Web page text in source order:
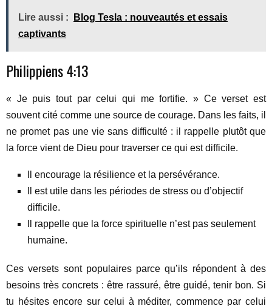
Lire aussi :
Blog Tesla : nouveautés et essais
captivants
Philippiens 4:13
« Je puis tout par celui qui me fortifie. » Ce verset est
souvent cité comme une source de courage. Dans les faits, il
ne promet pas une vie sans difficulté : il rappelle plutôt que
la force vient de Dieu pour traverser ce qui est difficile.
Il encourage la résilience et la persévérance.
Il est utile dans les périodes de stress ou d’objectif
difficile.
Il rappelle que la force spirituelle n’est pas seulement
humaine.
Ces versets sont populaires parce qu’ils répondent à des
besoins très concrets : être rassuré, être guidé, tenir bon. Si
tu hésites encore sur celui à méditer, commence par celui